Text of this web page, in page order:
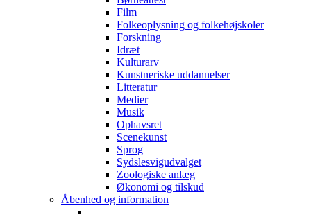
Film
Folkeoplysning og folkehøjskoler
Forskning
Idræt
Kulturarv
Kunstneriske uddannelser
Litteratur
Medier
Musik
Ophavsret
Scenekunst
Sprog
Sydslesvigudvalget
Zoologiske anlæg
Økonomi og tilskud
Åbenhed og information